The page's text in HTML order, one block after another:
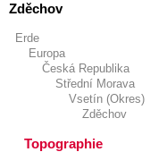
Zděchov
Erde
Europa
Česká Republika
Střední Morava
Vsetín (Okres)
Zděchov
Topographie